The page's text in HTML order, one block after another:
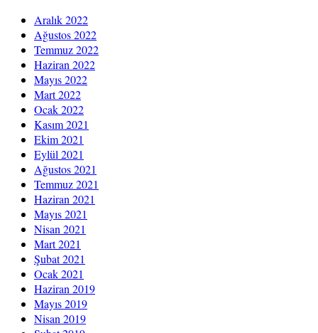
Aralık 2022
Ağustos 2022
Temmuz 2022
Haziran 2022
Mayıs 2022
Mart 2022
Ocak 2022
Kasım 2021
Ekim 2021
Eylül 2021
Ağustos 2021
Temmuz 2021
Haziran 2021
Mayıs 2021
Nisan 2021
Mart 2021
Şubat 2021
Ocak 2021
Haziran 2019
Mayıs 2019
Nisan 2019